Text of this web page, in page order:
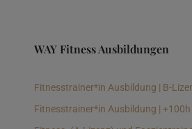
WAY Fitness Ausbildungen
Fitnesstrainer*in Ausbildung | B-
Fitnesstrainer*in Ausbildung | +100h